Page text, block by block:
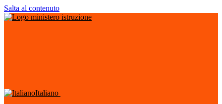
Salta al contenuto
Italiano